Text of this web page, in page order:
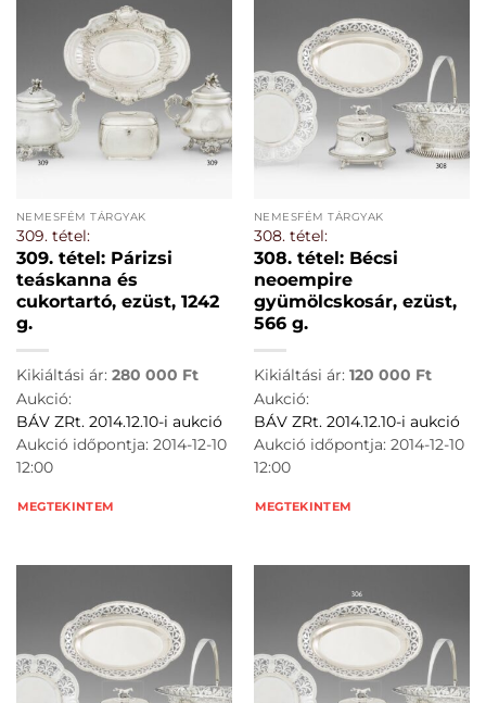
NEMESFÉM TÁRGYAK
309. tétel:
309. tétel: Párizsi
teáskanna és
cukortartó, ezüst, 1242
g.
Kikiáltási ár: 280 000 Ft
Aukció:
BÁV ZRt. 2014.12.10-i aukció
Aukció időpontja: 2014-12-10
12:00
MEGTEKINTEM
NEMESFÉM TÁRGYAK
308. tétel:
308. tétel: Bécsi
neoempire
gyümölcskosár, ezüst,
566 g.
Kikiáltási ár: 120 000 Ft
Aukció:
BÁV ZRt. 2014.12.10-i aukció
Aukció időpontja: 2014-12-10
12:00
MEGTEKINTEM